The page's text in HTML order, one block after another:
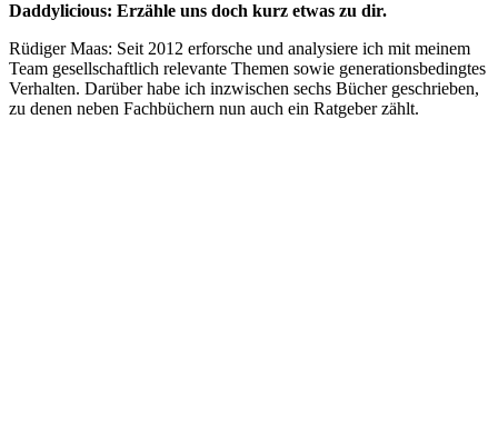
Daddylicious: Erzähle uns doch kurz etwas zu dir.
Rüdiger Maas: Seit 2012 erforsche und analysiere ich mit meinem
Team gesellschaftlich relevante Themen sowie generationsbedingtes
Verhalten. Darüber habe ich inzwischen sechs Bücher geschrieben,
zu denen neben Fachbüchern nun auch ein Ratgeber zählt.